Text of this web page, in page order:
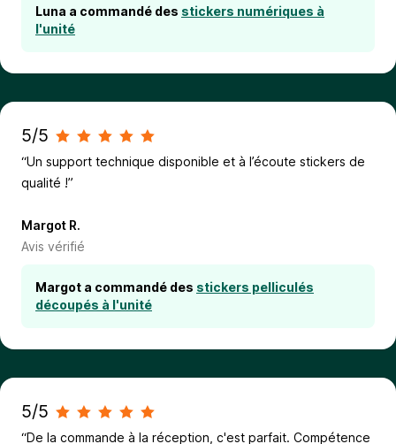
Luna a commandé des stickers numériques à
l'unité
5/5
“Un support technique disponible et à l’écoute stickers de
qualité !”
Margot R.
Avis vérifié
Margot a commandé des stickers pelliculés
découpés à l'unité
5/5
“De la commande à la réception, c'est parfait. Compétence